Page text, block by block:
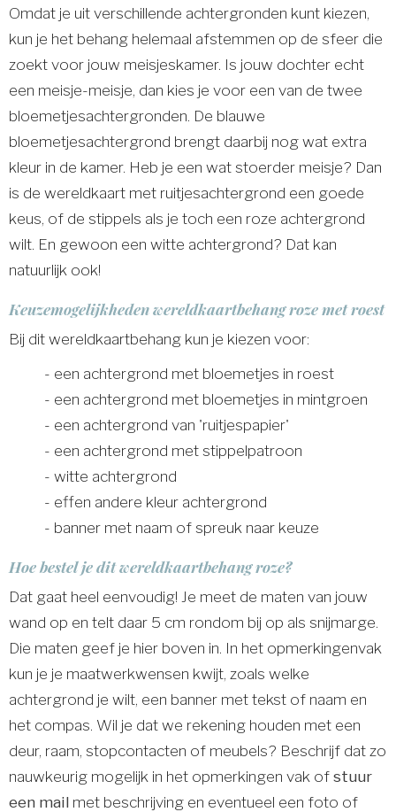
Omdat je uit verschillende achtergronden kunt kiezen,
kun je het behang helemaal afstemmen op de sfeer die
zoekt voor jouw meisjeskamer. Is jouw dochter echt
een meisje-meisje, dan kies je voor een van de twee
bloemetjesachtergronden. De blauwe
bloemetjesachtergrond brengt daarbij nog wat extra
kleur in de kamer. Heb je een wat stoerder meisje? Dan
is de wereldkaart met ruitjesachtergrond een goede
keus, of de stippels als je toch een roze achtergrond
wilt. En gewoon een witte achtergrond? Dat kan
natuurlijk ook!
Keuzemogelijkheden wereldkaartbehang roze met roest
Bij dit wereldkaartbehang kun je kiezen voor:
- een achtergrond met bloemetjes in roest
- een achtergrond met bloemetjes in mintgroen
- een achtergrond van 'ruitjespapier'
- een achtergrond met stippelpatroon
- witte achtergrond
- effen andere kleur achtergrond
- banner met naam of spreuk naar keuze
Hoe bestel je dit wereldkaartbehang roze?
Dat gaat heel eenvoudig! Je meet de maten van jouw
wand op en telt daar 5 cm rondom bij op als snijmarge.
Die maten geef je hier boven in. In het opmerkingenvak
kun je je maatwerkwensen kwijt, zoals welke
achtergrond je wilt, een banner met tekst of naam en
het compas. Wil je dat we rekening houden met een
deur, raam, stopcontacten of meubels? Beschrijf dat zo
nauwkeurig mogelijk in het opmerkingen vak ofstuur
een mail met beschrijving en eventueel een foto of